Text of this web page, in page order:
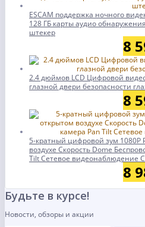
ESCAM поддержка ночного
128 ГБ карты аудио
штекер
8
2.4 дюймов LCD Цифровой
глазной двери безопасности
8
5-кратный цифровой зум 1080P
воздухе Скорость Dome
Tilt Сетевое видеонаблюдение
8
Будьте в курсе!
Новости, обзоры и акции